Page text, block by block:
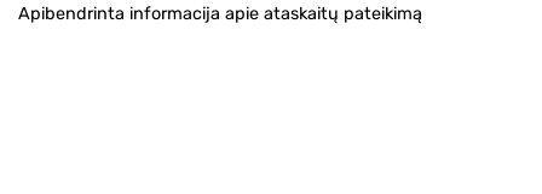
Apibendrinta informacija apie ataskaitų pateikimą